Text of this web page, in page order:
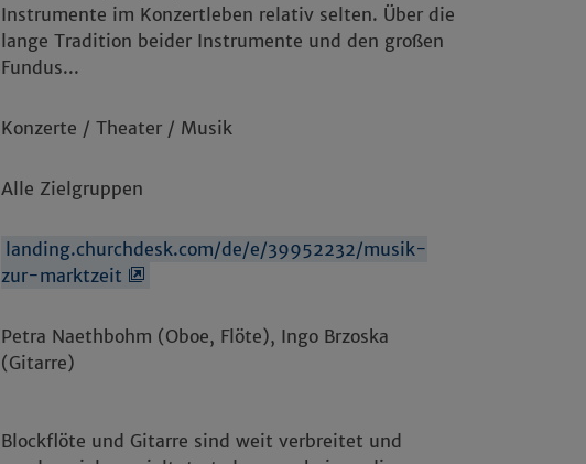
Instrumente im Konzertleben relativ selten. Über die
lange Tradition beider Instrumente und den großen
Fundus...
Konzerte / Theater / Musik
Alle Zielgruppen
landing.churchdesk.com/de/e/39952232/musik-
zur-marktzeit
Petra Naethbohm (Oboe, Flöte), Ingo Brzoska
(Gitarre)
Blockflöte und Gitarre sind weit verbreitet und